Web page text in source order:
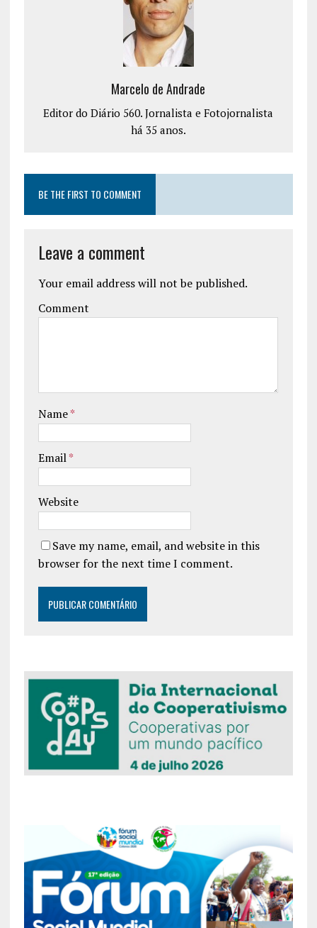
Marcelo de Andrade
Editor do Diário 560. Jornalista e Fotojornalista
há 35 anos.
BE THE FIRST TO COMMENT
Leave a comment
Your email address will not be published.
Comment
Name*
Email*
Website
Save my name, email, and website in this
browser for the next time I comment.